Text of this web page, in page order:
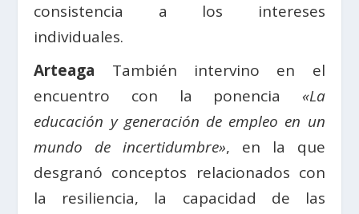
consistencia a los intereses
individuales.
Arteaga También intervino en el
encuentro con la ponencia «La
educación y generación de empleo en un
mundo de incertidumbre», en la que
desgranó conceptos relacionados con
la resiliencia, la capacidad de las